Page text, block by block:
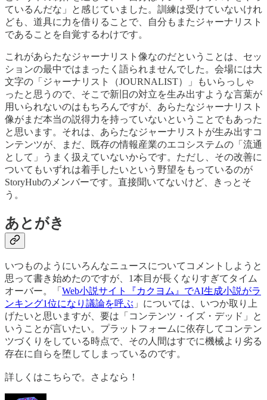
ているんだな」と感じていました。訓練は受けていないけれ
ども、道具に力を借りることで、自分もまたジャーナリスト
であることを自覚するわけです。
これがあらたなジャーナリスト像なのだということは、セッ
ションの最中ではまったく語られませんでした。会場には大
文字の「ジャーナリスト（JOURNALIST）」もいらっしゃ
ったと思うので、そこで新旧の対立を生み出すような言葉が
用いられないのはもちろんですが、あらたなジャーナリスト
像がまだ本当の説得力を持っていないということでもあった
と思います。それは、あらたなジャーナリストが生み出すコ
ンテンツが、まだ、既存の情報産業のエコシステムの「流通
として」うまく扱えていないからです。ただし、その改善に
ついてもいずれは着手したいという野望をもっているのが
StoryHubのメンバーです。直接聞いてないけど、きっとそ
う。
あとがき
いつものようにいろんなニュースについてコメントしようと
思って書き始めたのですが、1本目が長くなりすぎてタイム
オーバー。「 Web小説サイト『カクヨム』でAI生成小説がラ
ンキング1位になり議論を呼ぶ 」については、いつか取り上
げたいと思いますが、要は「コンテンツ・イズ・デッド」と
いうことが言いたい。プラットフォームに依存してコンテン
ツづくりをしている時点で、その人間はすでに機械より劣る
存在に自らを堕してしまっているのです。
詳しくはこちらで。さよなら！